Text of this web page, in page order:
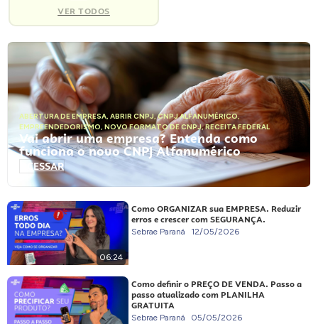
VER TODOS
ABERTURA DE EMPRESA, ABRIR CNPJ,CNPJ ALFANUMÉRICO,
EMPREENDEDORISMO, NOVO FORMATO DE CNPJ,RECEITA FEDERAL
Vai abrir uma empresa? Entenda como
funciona o novo CNPJ Alfanumérico
ACESSAR
06:24
Como ORGANIZAR sua EMPRESA. Reduzir
erros e crescer com SEGURANÇA.
Sebrae Paraná 12/05/2026
Como definir o PREÇO DE VENDA. Passo a
passo atualizado com PLANILHA
GRATUITA
Sebrae Paraná 05/05/2026